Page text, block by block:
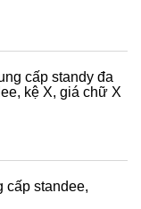
cấp standy đa
kệ X, giá chữ X
cấp standee,